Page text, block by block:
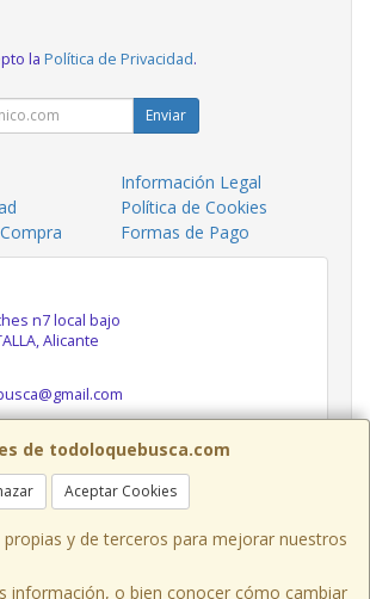
de todoloquebusca.com
Aceptar Cookies
y de terceros para mejorar nuestros
información, o bien conocer cómo cambiar
la Política de Privacidad.
Enviar
Información Legal
Política de Cookies
Formas de Pago
n7 local bajo
,Alicante
a 20h